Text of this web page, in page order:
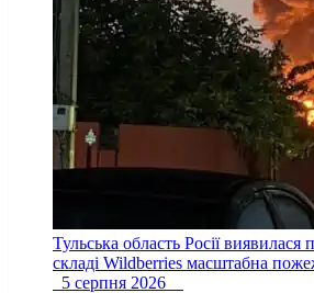
Тульська область Росії виявилася
складі Wildberries масштабна
5 серпня 2026